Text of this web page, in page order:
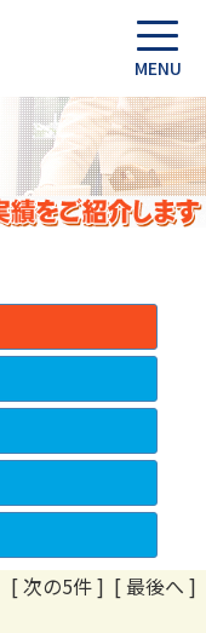
[ 次の5件 ] [ 最後へ ]